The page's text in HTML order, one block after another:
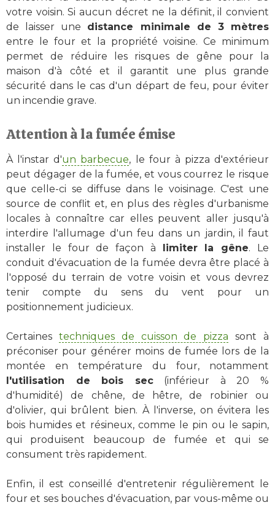
votre voisin. Si aucun décret ne la définit, il convient
de laisser une distance minimale de 3 mètres
entre le four et la propriété voisine. Ce minimum
permet de réduire les risques de gêne pour la
maison d'à côté et il garantit une plus grande
sécurité dans le cas d'un départ de feu, pour éviter
un incendie grave.
Attention à la fumée émise
À l'instar d'un barbecue, le four à pizza d'extérieur
peut dégager de la fumée, et vous courrez le risque
que celle-ci se diffuse dans le voisinage. C'est une
source de conflit et, en plus des règles d'urbanisme
locales à connaître car elles peuvent aller jusqu'à
interdire l'allumage d'un feu dans un jardin, il faut
installer le four de façon à limiter la gêne. Le
conduit d'évacuation de la fumée devra être placé à
l'opposé du terrain de votre voisin et vous devrez
tenir compte du sens du vent pour un
positionnement judicieux.
Certaines techniques de cuisson de pizza sont à
préconiser pour générer moins de fumée lors de la
montée en température du four, notamment
l'utilisation de bois sec(inférieur à 20 %
d'humidité) de chêne, de hêtre, de robinier ou
d'olivier, qui brûlent bien. À l'inverse, on évitera les
bois humides et résineux, comme le pin ou le sapin,
qui produisent beaucoup de fumée et qui se
consument très rapidement.
Enfin, il est conseillé d'entretenir régulièrement le
four et ses bouches d'évacuation, par vous-même ou